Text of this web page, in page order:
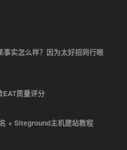
事实怎么样？因为太好招同行眼
EAT质量评分
+ Siteground主机建站教程